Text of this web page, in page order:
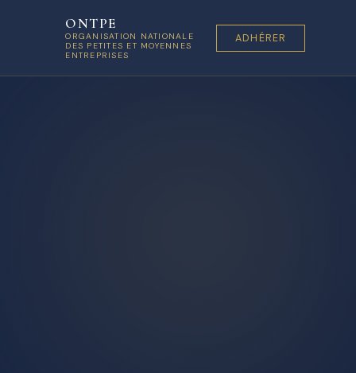
ONTPE
ORGANISATION NATIONALE
DES PETITES ET MOYENNES
ENTREPRISES
ADHÉRER